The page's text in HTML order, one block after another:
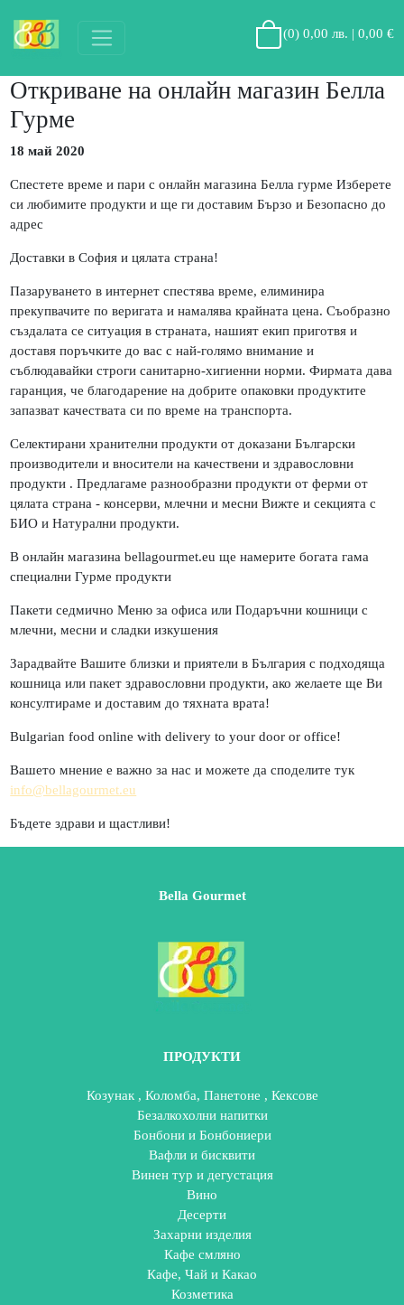
(0) 0,00 лв. | 0,00 €
Откриване на онлайн магазин Белла
Гурме
18 май 2020
Спестете време и пари с онлайн магазина Белла гурме Изберете
си любимите продукти и ще ги доставим Бързо и Безопасно до
адрес
Доставки в София и цялата страна!
Пазаруването в интернет спестява време, елиминира
прекупвачите по веригата и намалява крайната цена. Съобразно
създалата се ситуация в страната, нашият екип приготвя и
доставя поръчките до вас с най-голямо внимание и
съблюдавайки строги санитарно-хигиенни норми. Фирмата дава
гаранция, че благодарение на добрите опаковки продуктите
запазват качествата си по време на транспорта.
Селектирани хранителни продукти от доказани Български
производители и вносители на качествени и здравословни
продукти . Предлагаме разнообразни продукти от ферми от
цялата страна - консерви, млечни и месни Вижте и секцията с
БИО и Натурални продукти.
В онлайн магазина bellagourmet.eu ще намерите богата гама
специални Гурме продукти
Пакети седмично Меню за офиса или Подаръчни кошници с
млечни, месни и сладки изкушения
Зарадвайте Вашите близки и приятели в България с подходяща
кошница или пакет здравословни продукти, ако желаете ще Ви
консултираме и доставим до тяхната врата!
Bulgarian food online with delivery to your door or office!
Вашето мнение е важно за нас и можете да споделите тук
info@bellagourmet.eu
Бъдете здрави и щастливи!
Bella Gourmet
ПРОДУКТИ
Козунак , Коломба, Панетоне , Кексове
Безалкохолни напитки
Бонбони и Бонбониери
Вафли и бисквити
Винен тур и дегустация
Вино
Десерти
Захарни изделия
Кафе смляно
Кафе, Чай и Какао
Козметика